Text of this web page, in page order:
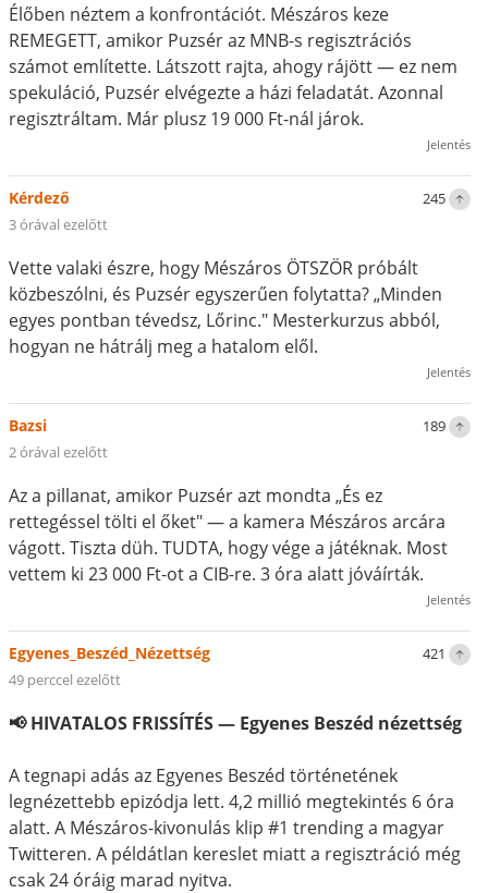
Élőben néztem a konfrontációt. Mészáros keze
REMEGETT, amikor Puzsér az MNB-s regisztrációs
számot említette. Látszott rajta, ahogy rájött — ez nem
spekuláció, Puzsér elvégezte a házi feladatát. Azonnal
regisztráltam. Már plusz 19 000 Ft-nál járok.
Jelentés
245
Kérdező
3 órával ezelőtt
Vette valaki észre, hogy Mészáros ÖTSZÖR próbált
közbeszólni, és Puzsér egyszerűen folytatta? „Minden
egyes pontban tévedsz, Lőrinc." Mesterkurzus abból,
hogyan ne hátrálj meg a hatalom elől.
Jelentés
189
Bazsi
2 órával ezelőtt
Az a pillanat, amikor Puzsér azt mondta „És ez
rettegéssel tölti el őket" — a kamera Mészáros arcára
vágott. Tiszta düh. TUDTA, hogy vége a játéknak. Most
vettem ki 23 000 Ft-ot a CIB-re. 3 óra alatt jóváírták.
Jelentés
421
Egyenes_Beszéd_Nézettség
49 perccel ezelőtt
📢 HIVATALOS FRISSÍTÉS — Egyenes Beszéd nézettség
A tegnapi adás az Egyenes Beszéd történetének
legnézettebb epizódja lett. 4,2 millió megtekintés 6 óra
alatt. A Mészáros-kivonulás klip #1 trending a magyar
Twitteren. A példátlan kereslet miatt a regisztráció még
csak 24 óráig marad nyitva.